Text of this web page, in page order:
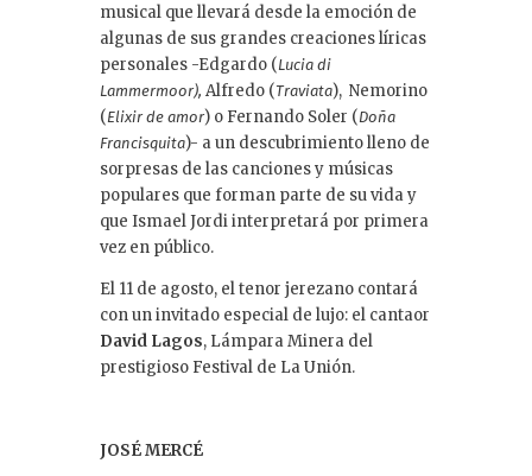
musical que llevará desde la emoción de
algunas de sus grandes creaciones líricas
personales -Edgardo (Lucia di
Lammermoor), Alfredo (Traviata), Nemorino
(Elixir de amor) o Fernando Soler (Doña
Francisquita)- a un descubrimiento lleno de
sorpresas de las canciones y músicas
populares que forman parte de su vida y
que Ismael Jordi interpretará por primera
vez en público.
El 11 de agosto, el tenor jerezano contará
con un invitado especial de lujo: el cantaor
David Lagos, Lámpara Minera del
prestigioso Festival de La Unión.
JOSÉ MERCÉ